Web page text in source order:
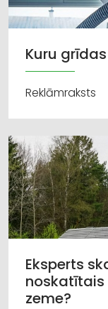
Kuru
Reklāmraksts
Eksperts
noskatītais
zeme?